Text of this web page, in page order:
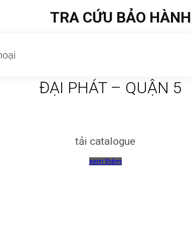
TRA CỨU BẢO HÀNH
ĐẠI PHÁT – QUẬN 5
tải catalogue
xem thêm